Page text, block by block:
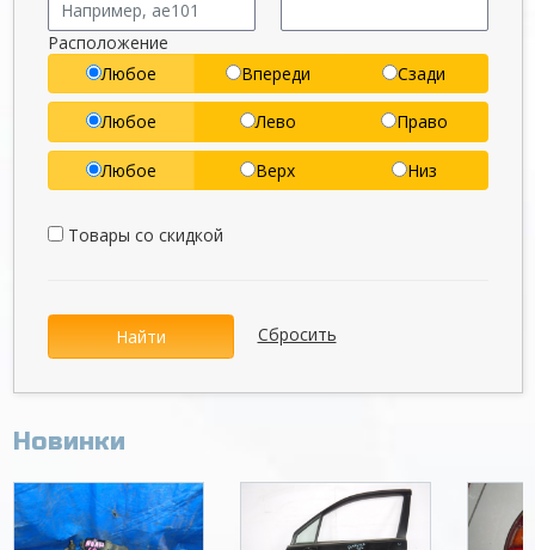
Расположение
Любое
Впереди Сзади
Любое Лево Право
Любое Верх Низ
Товары со скидкой
Найти Сбросить
Новинки